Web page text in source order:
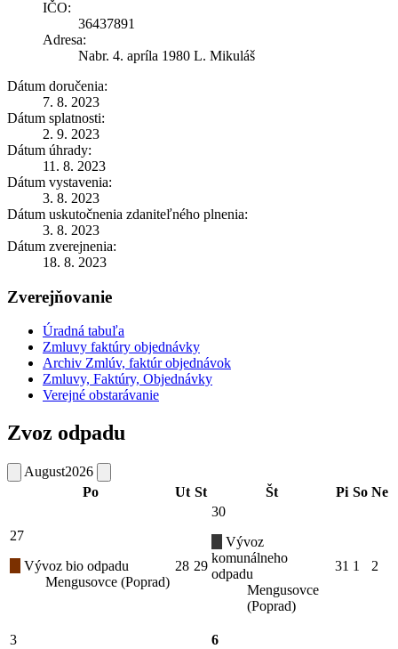
IČO:
36437891
Adresa:
Nabr. 4. apríla 1980 L. Mikuláš
Dátum doručenia:
7. 8. 2023
Dátum splatnosti:
2. 9. 2023
Dátum úhrady:
11. 8. 2023
Dátum vystavenia:
3. 8. 2023
Dátum uskutočnenia zdaniteľného plnenia:
3. 8. 2023
Dátum zverejnenia:
18. 8. 2023
Zverejňovanie
Úradná tabuľa
Zmluvy faktúry objednávky
Archiv Zmlúv, faktúr objednávok
Zmluvy, Faktúry, Objednávky
Verejné obstarávanie
Zvoz odpadu
August2026
Po
Ut St Št Pi So Ne
27
Vývoz bio odpadu
Mengusovce (Poprad)
28 29
30
Vývoz
komunálneho
odpadu
Mengusovce
(Poprad)
31 1 2
3
6